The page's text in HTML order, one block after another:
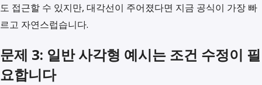
도 접근할 수 있지만, 대각선이 주어졌다면 지금 공식이 가장 빠
르고 자연스럽습니다.
문제 3: 일반 사각형 예시는 조건 수정이 필
요합니다